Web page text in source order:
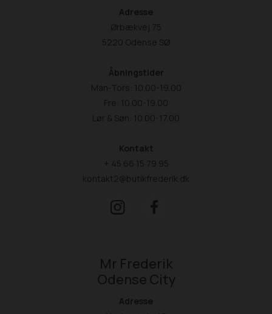
Adresse
Ørbækvej 75
5220 Odense SØ
Åbningstider
Man-Tors: 10.00-19.00
Fre: 10.00-19.00
Lør & Søn: 10.00-17.00
Kontakt
+ 45 66 15 79 95
kontakt2@butikfrederik.dk
Mr Frederik
Odense City
Adresse